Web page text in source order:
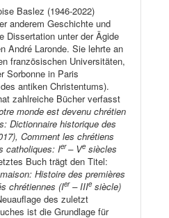
Baslez (1946-2022)
anderem Geschichte und
Dissertation unter der Ägide
André Laronde. Sie lehrte an
französischen Universitäten,
Sorbonne in Paris
antiken Christentums).
zahlreiche Bücher verfasst
monde est devenu chrétien
Dictionnaire historique des
Comment les chrétiens
catholiques: Ier– Ve siècles
Buch trägt den Titel:
Histoire des premières
chrétiennes (Ier– IIIe siècle)
des zuletzt
ist die Grundlage für